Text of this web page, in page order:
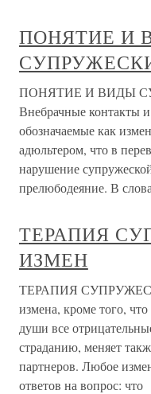
ПОНЯТИЕ И
ПОНЯТИЕ И ВИДЫ
Внебрачные контакты
обозначаемые как
адюльтером, что в
нарушение
прелюбодеяние. В
ТЕРАПИЯ
ИЗМЕН
ТЕРАПИЯ
измена, кроме того,
души все
страданию, меняет
партнеров. Любое
ответов на вопрос: что